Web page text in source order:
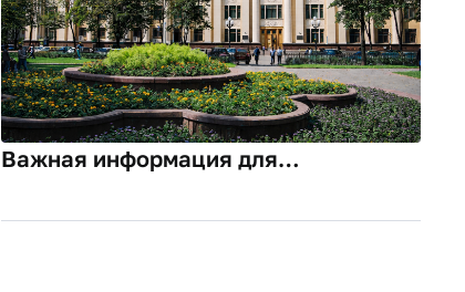
Важная информация для
стоимости обучения!